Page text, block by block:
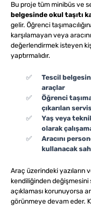
Bu proje tüm minibüs ve
belgesinde okul taşıtı
gelir. Öğrenci
karşılamayan veya
değerlendirmek isteyen
yaptırmalıdır.
Tescil
araçlar
Öğrenci
çıkarılan
Yaş veya
olarak
Aracını
kullanacak
Araç üzerindeki yazıların
kendiliğinden değişmesini
açıklaması korunuyorsa
görünmeye devam eder.